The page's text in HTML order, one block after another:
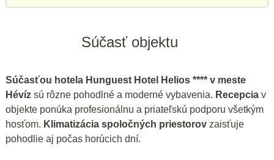
Súčasť objektu
Súčasťou hotela Hunguest Hotel Helios **** v meste
Hévíz sú rôzne pohodlné a moderné vybavenia. Recepcia v
objekte ponúka profesionálnu a priateľskú podporu všetkým
hosťom. Klimatizácia spoločných priestorov zaisťuje
pohodlie aj počas horúcich dní.